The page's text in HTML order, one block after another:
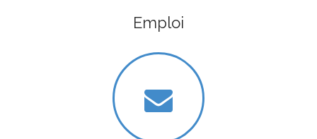
Emploi